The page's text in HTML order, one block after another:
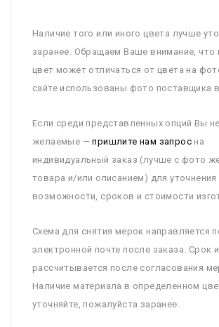
Наличие того или иного цвета лучше
заранее. Обращаем Ваше внимание, что
цвет может отличаться от цвета на
сайте использованы фото поставщика
Если среди представленных опций Вы
желаемые —пришлите нам запрос на
индивидуальный заказ (лучше с фото
товара и/или описанием) для уточнения
возможности, сроков и стоимости
Схема для снятия мерок направляется
электронной почте после заказа. Срок
рассчитывается после согласования
Наличие материала в определенном
уточняйте, пожалуйста заранее.